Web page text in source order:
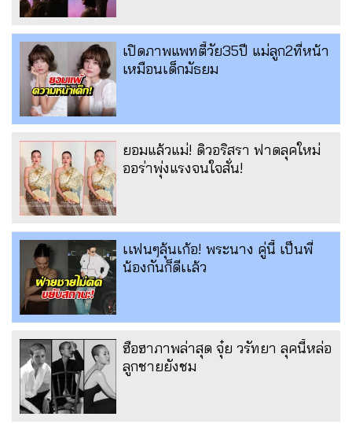
เปิดภาพแพทตี้วัย35ปี แม่ลูก2ที่หน้า
เหมือนเด็กมัธยม
ยอมแล้วแม่! ดิวอริสรา ฟาดลุคใหม่
ออร่าพุ่งแรงจนใจสั่น!
เเฟนๆลุ้นเก้อ! พระนาง คู่นี้ เป็นพี่
น้องกันก็ดีเเล้ว
ฮือฮาภาพล่าสุด จุ๋ย วรัทยา ลุคนี้หล่อ
ลูกชายยังชม